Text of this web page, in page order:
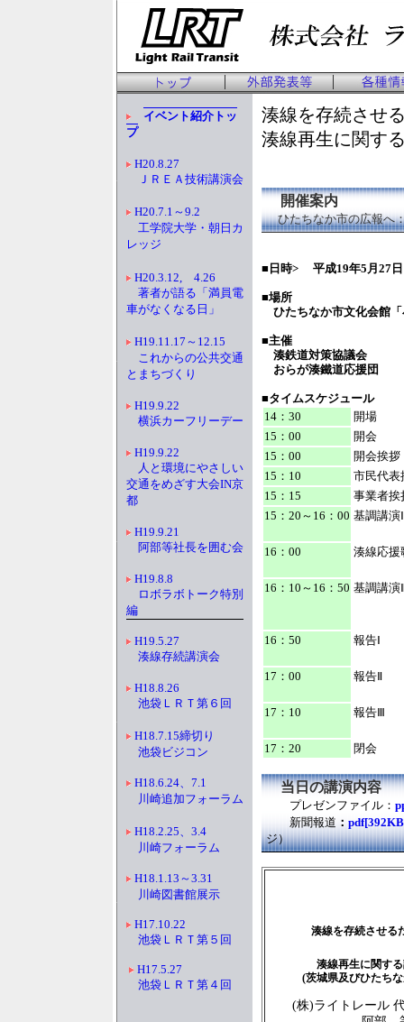
イベント紹介トッ
プ
H20.8.27
ＪＲＥＡ技術講演会
H20.7.1～9.2
工学院大学・朝日カ
レッジ
H20.3.12, 4.26
著者が語る「満員電
車がなくなる日」
H19.11.17～12.15
これからの公共交通
とまちづくり
H19.9.22
横浜カーフリーデー
H19.9.22
人と環境にやさしい
交通をめざす大会IN京
都
H19.9.21
阿部等社長を囲む会
H19.8.8
ロボラボトーク特別
編
H19.5.27
湊線存続講演会
H18.8.26
池袋ＬＲＴ第６回
H18.7.15締切り
池袋ビジコン
H18.6.24、7.1
川崎追加フォーラム
H18.2.25、3.4
川崎フォーラム
H18.1.13～3.31
川崎図書館展示
H17.10.22
池袋ＬＲＴ第５回
H17.5.27
池袋ＬＲＴ第４回
湊線を存続させ
湊線再生に関す
開催案内
ひたちなか市の広報へ
■日時> 平成19年5月27日
■場所
ひたちなか市文化会館「
■主催
湊鉄道対策協議会
おらが湊鐵道応援団
■タイムスケジュール
14：30
開場
15：00
開会
15：00
開会挨拶
15：10
市民代表
15：15
事業者挨
15：20～16：00 基調講演Ⅰ
16：00 湊線応援
16：10～16：50 基調講演
16：50 報告Ⅰ
17：00 報告Ⅱ
17：10 報告Ⅲ
17：20 閉会
当日の講演内容
プレゼンファイル：
新聞報道 ：
ジ）
湊線を存続させる
湊線再生に関す
(茨城県及びひたち
(株)ライトレール